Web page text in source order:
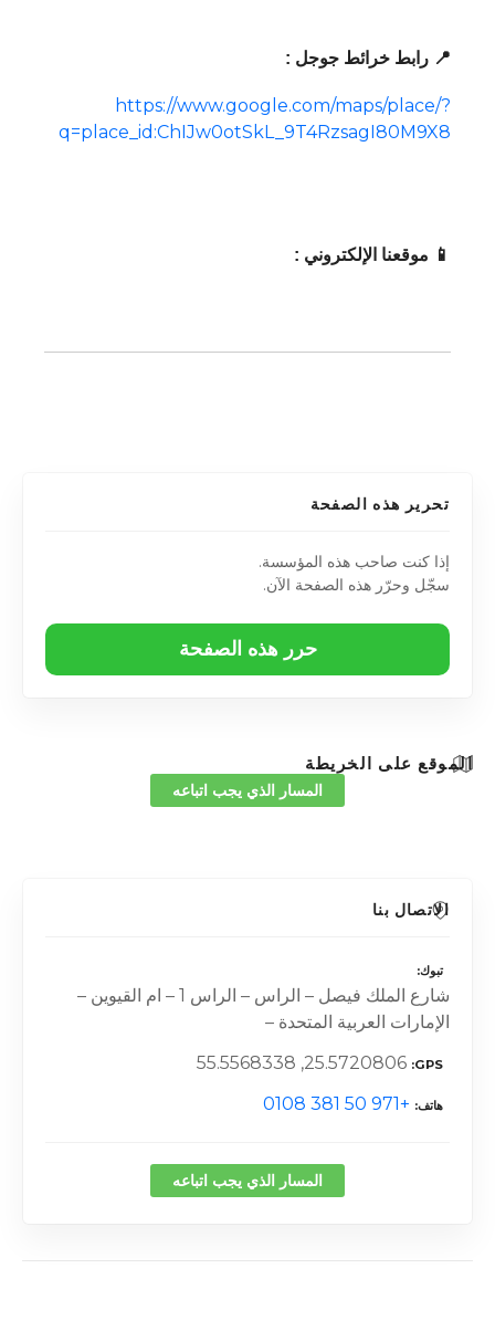
📍 رابط خرائط جوجل :
https://www.google.com/maps/place/?
q=place_id:ChIJw0otSkL_9T4RzsagI80M9X8
📱 موقعنا الإلكتروني :
تحرير هذه الصفحة
إذا كنت صاحب هذه المؤسسة.
سجّل وحرّر هذه الصفحة الآن.
حرر هذه الصفحة
الموقع على الخريطة
المسار الذي يجب اتباعه
الاتصال بنا
تبوك
شارع الملك فيصل – الراس – الراس 1 – ام القيوين –
الإمارات العربية المتحدة –
GPS
25.5720806, 55.5568338
هاتف +971 50 381 0108
المسار الذي يجب اتباعه